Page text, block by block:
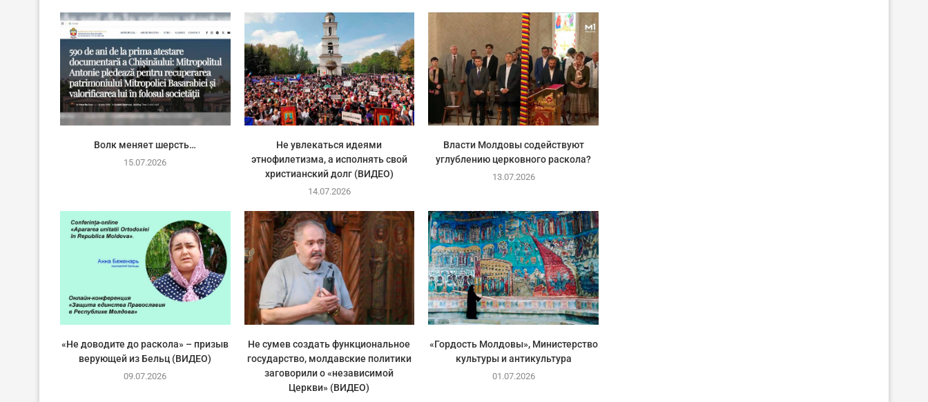
Волк меняет шерсть…
15.07.2026
Не увлекаться идеями
этнофилетизма, а исполнять свой
христианский долг (ВИДЕО)
14.07.2026
Власти Молдовы содействуют
углублению церковного раскола?
13.07.2026
«Не доводите до раскола» – призыв
верующей из Бельц (ВИДЕО)
09.07.2026
Не сумев создать функциональное
государство, молдавские политики
заговорили о «независимой
Церкви» (ВИДЕО)
«Гордость Молдовы», Министерство
культуры и антикультура
01.07.2026